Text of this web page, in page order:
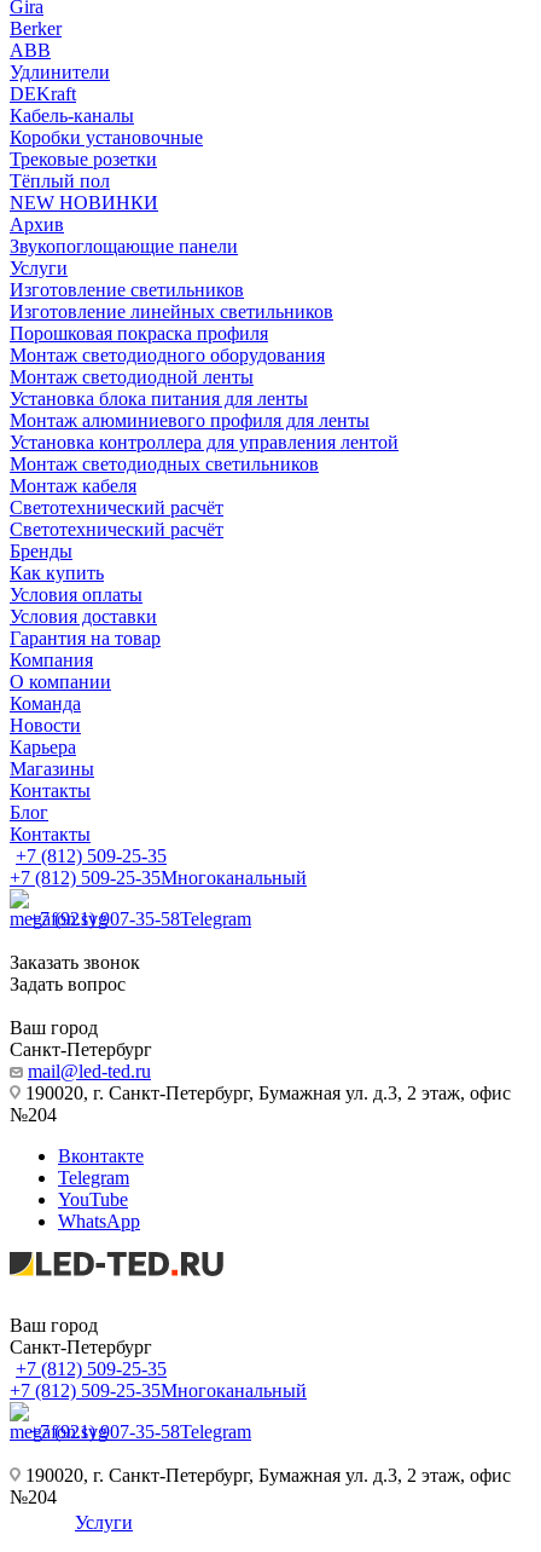
Gira
Berker
ABB
Удлинители
DEKraft
Кабель-каналы
Коробки установочные
Трековые розетки
Тёплый пол
NEW НОВИНКИ
Архив
Звукопоглощающие панели
Услуги
Изготовление светильников
Изготовление линейных светильников
Порошковая покраска профиля
Монтаж светодиодного оборудования
Монтаж светодиодной ленты
Установка блока питания для ленты
Монтаж алюминиевого профиля для ленты
Установка контроллера для управления лентой
Монтаж светодиодных светильников
Монтаж кабеля
Светотехнический расчёт
Светотехнический расчёт
Бренды
Как купить
Условия оплаты
Условия доставки
Гарантия на товар
Компания
О компании
Команда
Новости
Карьера
Магазины
Контакты
Блог
Контакты
+7 (812) 509-25-35
+7 (812) 509-25-35Многоканальный
+7 (921) 907-35-58Telegram
Заказать звонок
Задать вопрос
Ваш город
Санкт-Петербург
mail@led-ted.ru
190020, г. Санкт-Петербург, Бумажная ул. д.3, 2 этаж, офис
№204
Вконтакте
Telegram
YouTube
WhatsApp
Ваш город
Санкт-Петербург
+7 (812) 509-25-35
+7 (812) 509-25-35Многоканальный
+7 (921) 907-35-58Telegram
190020, г. Санкт-Петербург, Бумажная ул. д.3, 2 этаж, офис
№204
Услуги